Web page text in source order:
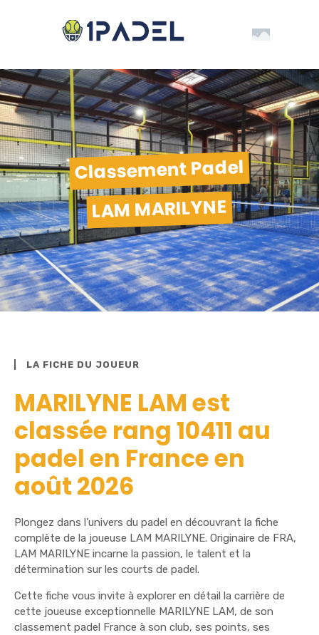
Classement Padel
LAM MARILYNE
LA FICHE DU JOUEUR
MARILYNE LAM est
classée rang 10411 au
padel en France en
août 2026
Plongez dans l’univers du padel en découvrant la fiche
complète de la joueuse LAM MARILYNE. Originaire de FRA,
LAM MARILYNE incarne la passion, le talent et la
détermination sur les courts de padel.
Cette fiche vous invite à explorer en détail la carrière de
cette joueuse exceptionnelle MARILYNE LAM, de son
classement padel France à son club, ses points, ses